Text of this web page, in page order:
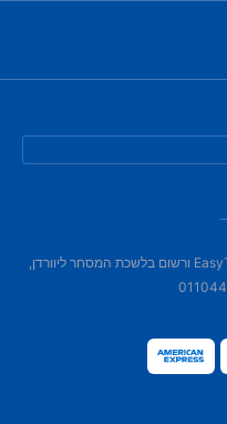
אתר זה הוא בבעלות ומופעל על ידי EasyTerra BV ורשום בלשכת המסחר ליוורדן,